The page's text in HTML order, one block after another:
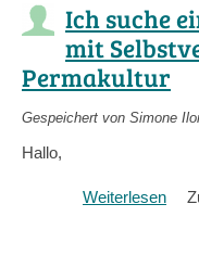
Ich suche
mit
Permakultur
Gespeichert von Simone
Hallo,
Weiterlesen über